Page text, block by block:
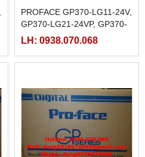
PROFACE GP370-LG11-24V,
GP370-LG21-24VP, GP370-
LG31-24VP, GP370-LG41-
LH: 0938.070.068